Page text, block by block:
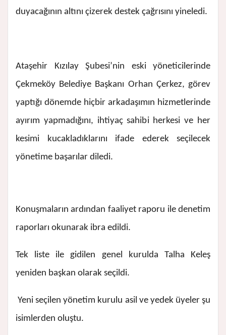
duyacağının altını çizerek destek çağrısını yineledi.
Ataşehir Kızılay Şubesi’nin eski yöneticilerinde
Çekmeköy Belediye Başkanı Orhan Çerkez, görev
yaptığı dönemde hiçbir arkadaşımın hizmetlerinde
ayırım yapmadığını, ihtiyaç sahibi herkesi ve her
kesimi kucakladıklarını ifade ederek seçilecek
yönetime başarılar diledi.
Konuşmaların ardından faaliyet raporu ile denetim
raporları okunarak ibra edildi.
Tek liste ile gidilen genel kurulda Talha Keleş
yeniden başkan olarak seçildi.
Yeni seçilen yönetim kurulu asil ve yedek üyeler şu
isimlerden oluştu.